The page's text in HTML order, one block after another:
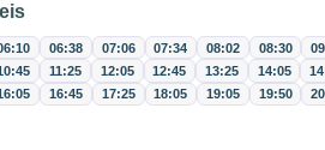
06:38 07:06 07:34 08:02 08:30
11:25 12:05 12:45 13:25 14:05
16:45 17:25 18:05 19:05 19:50